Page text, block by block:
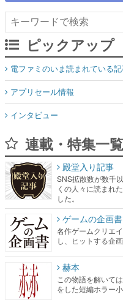
ピックアップ
電ファミのいま読まれている
アプリセール情報
インタビュー
連載・特集一覧
殿堂入り記事
SNS拡散数が数千
くの人々に読まれ
した。
ゲームの企画書
名作ゲームクリエ
し、ヒットする企
赫本
この物語を解いて
をした短編ホラー小